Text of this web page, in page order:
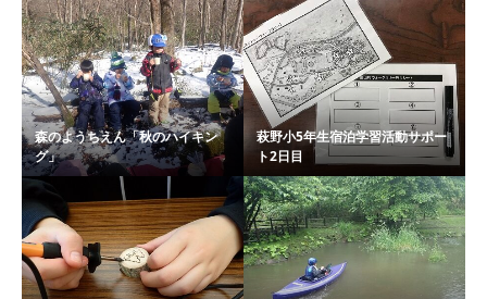
森のようちえん「秋のハイキン
グ」
萩野小5年生宿泊学習活動サポー
ト2日目